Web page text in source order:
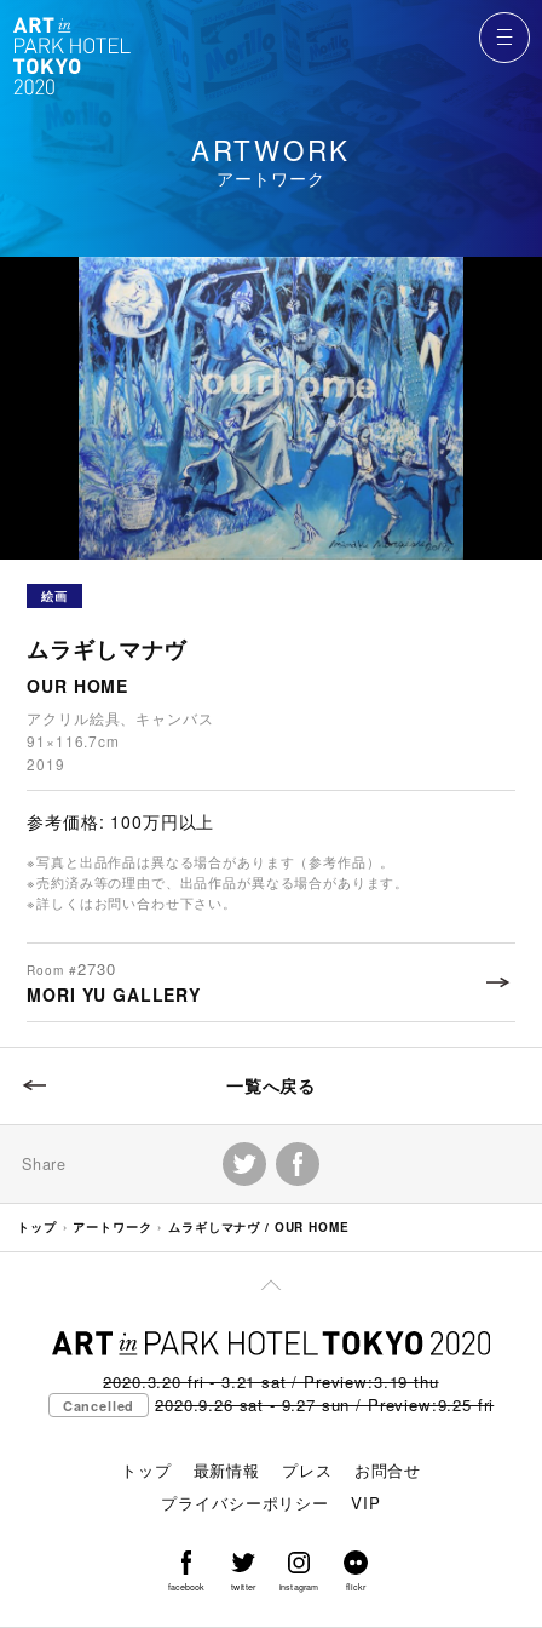
ARTWORK
アートワーク
絵画
ムラギしマナヴ
OUR HOME
アクリル絵具、キャンバス
91×116.7cm
2019
参考価格: 100万円以上
※写真と出品作品は異なる場合があります（参考作品）。
※売約済み等の理由で、出品作品が異なる場合があります。
※詳しくはお問い合わせ下さい。
Room #2730
MORI YU GALLERY
一覧へ戻る
Share
トップ アートワーク ムラギしマナヴ / OUR HOME
2020.3.20 fri - 3.21 sat / Preview:3.19 thu
Cancelled 2020.9.26 sat - 9.27 sun / Preview:9.25 fri
トップ 最新情報 プレス
お問合せ
プライバシーポリシー
VIP